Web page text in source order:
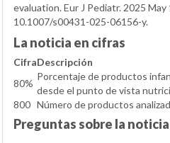
evaluation. Eur J Pediatr. 2025
10.1007/s00431-025-06156-y.
La noticia en cifras
CifraDescripción
80%
Porcentaje de productos
desde el punto de vista
800 Número de productos
Preguntas sobre la noticia